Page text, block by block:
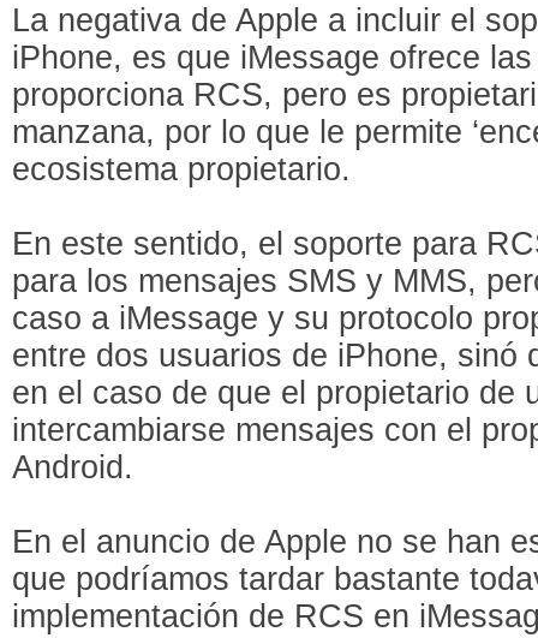
La negativa de Apple a incluir el
iPhone, es que iMessage ofrece
proporciona RCS, pero es
manzana, por lo que le permite
ecosistema propietario.
En este sentido, el soporte para
para los mensajes SMS y MMS,
caso a iMessage y su protocolo
entre dos usuarios de iPhone, sinó
en el caso de que el propietario de
intercambiarse mensajes con el
Android.
En el anuncio de Apple no se han
que podríamos tardar bastante
implementación de RCS en